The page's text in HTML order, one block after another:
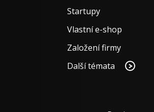
Startupy
Vlastní e-shop
Založení firmy
Další témata